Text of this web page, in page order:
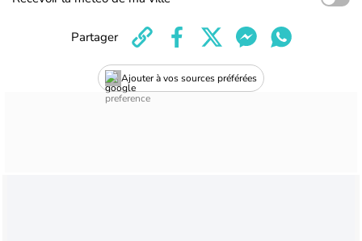
Ajouter à vos sources préférées
Partager